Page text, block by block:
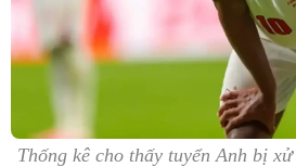
Thống kê cho thấy tuyển Anh bị